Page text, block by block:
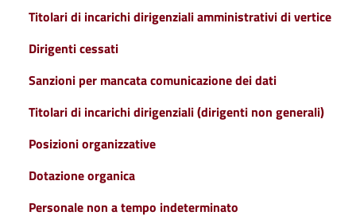
Titolari di incarichi dirigenziali amministrativi di vertice
Dirigenti cessati
Sanzioni per mancata comunicazione dei dati
Titolari di incarichi dirigenziali (dirigenti non generali)
Posizioni organizzative
Dotazione organica
Personale non a tempo indeterminato